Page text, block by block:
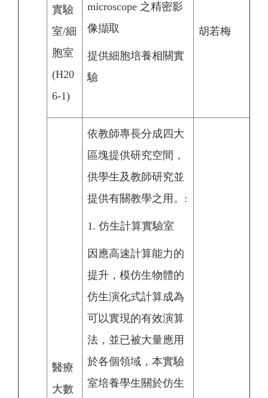
實驗
室/細
胞室
(H20
6-1)
microscope 之精密影
像擷取
提供細胞培養相關實
驗
胡若梅
醫療
大數
依教師專長分成四大
區塊提供研究空間，
供學生及教師研究並
提供有關教學之用。:
1. 仿生計算實驗室
因應高速計算能力的
提升，模仿生物體的
仿生演化式計算成為
可以實現的有效演算
法，並已被大量應用
於各個領域，本實驗
室培養學生關於仿生